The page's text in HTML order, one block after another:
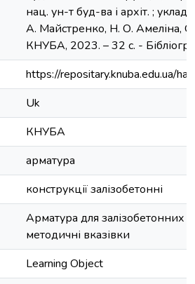
нац. ун-т буд-ва і архіт. ;
А. Майстренко, Н. О. Амеліна,
КНУБА, 2023. – 32 с. - Бібліогр.
https://repositary.knuba.edu.ua/
Uk
КНУБА
арматура
конструкції залізобетонні
Арматура для залізобетонних
методичні вказівки
Learning Object